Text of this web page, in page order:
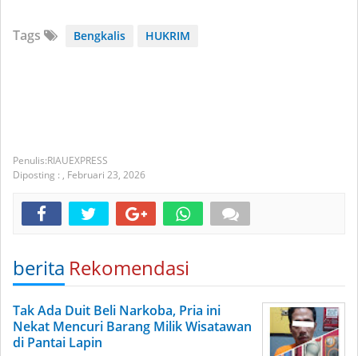
Tags Bengkalis HUKRIM
RIAUEXPRESS
Diposting : , Februari 23, 2026
berita Rekomendasi
Tak Ada Duit Beli Narkoba, Pria ini
Nekat Mencuri Barang Milik Wisatawan
di Pantai Lapin